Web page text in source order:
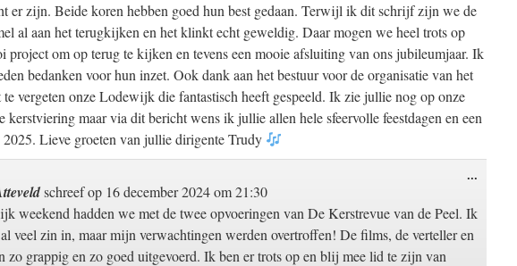
er zijn. Beide koren hebben goed hun best gedaan. Terwijl ik dit schrijf zijn we de
al aan het terugkijken en het klinkt echt geweldig. Daar mogen we heel trots op
project om op terug te kijken en tevens een mooie afsluiting van ons jubileumjaar. Ik
bedanken voor hun inzet. Ook dank aan het bestuur voor de organisatie van het
te vergeten onze Lodewijk die fantastisch heeft gespeeld. Ik zie jullie nog op onze
kerstviering maar via dit bericht wens ik jullie allen hele sfeervolle feestdagen en een
Lieve groeten van jullie dirigente Trudy
schreef op 16 december 2024om21:30
weekend hadden we met de twee opvoeringen van De Kerstrevue van de Peel. Ik
veel zin in, maar mijn verwachtingen werden overtroffen! De films, de verteller en
zo grappig en zo goed uitgevoerd. Ik ben er trots op en blij mee lid te zijn van
...